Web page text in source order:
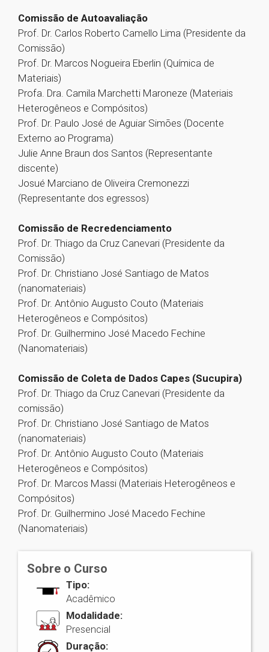
Comissão de Autoavaliação
Prof. Dr. Carlos Roberto Camello Lima (Presidente da
Comissão)
Prof. Dr. Marcos Nogueira Eberlin (Química de
Materiais)
Profa. Dra. Camila Marchetti Maroneze (Materiais
Heterogêneos e Compósitos)
Prof. Dr. Paulo José de Aguiar Simões (Docente
Externo ao Programa)
Julie Anne Braun dos Santos (Representante
discente)
Josué Marciano de Oliveira Cremonezzi
(Representante dos egressos)
Comissão de Recredenciamento
Prof. Dr. Thiago da Cruz Canevari (Presidente da
Comissão)
Prof. Dr. Christiano José Santiago de Matos
(nanomateriais)
Prof. Dr. Antônio Augusto Couto (Materiais
Heterogêneos e Compósitos)
Prof. Dr. Guilhermino José Macedo Fechine
(Nanomateriais)
Comissão de Coleta de Dados Capes (Sucupira)
Prof. Dr. Thiago da Cruz Canevari (Presidente da
comissão)
Prof. Dr. Christiano José Santiago de Matos
(nanomateriais)
Prof. Dr. Antônio Augusto Couto (Materiais
Heterogêneos e Compósitos)
Prof. Dr. Marcos Massi (Materiais Heterogêneos e
Compósitos)
Prof. Dr. Guilhermino José Macedo Fechine
(Nanomateriais)
Sobre o Curso
Tipo:
Acadêmico
Modalidade:
Presencial
Duração: